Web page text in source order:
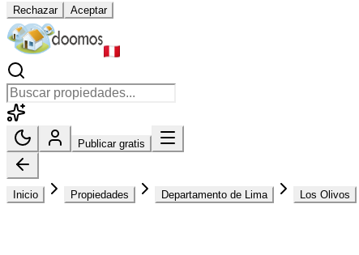
Rechazar Aceptar
Publicar gratis
Inicio Propiedades Departamento de Lima Los Olivos